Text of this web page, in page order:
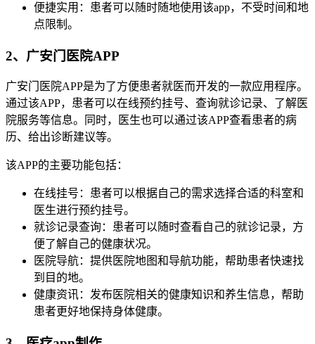
便捷实用：患者可以随时随地使用该app，不受时间和地
点限制。
2、广安门医院APP
广安门医院APP是为了方便患者就医而开发的一款应用程序。
通过该APP，患者可以在线预约挂号、查询就诊记录、了解医
院服务等信息。同时，医生也可以通过该APP查看患者的病
历、给出诊断建议等。
该APP的主要功能包括：
在线挂号：患者可以根据自己的需求选择合适的科室和
医生进行预约挂号。
就诊记录查询：患者可以随时查看自己的就诊记录，方
便了解自己的健康状况。
医院导航：提供医院地图和导航功能，帮助患者快速找
到目的地。
健康资讯：发布医院相关的健康知识和养生信息，帮助
患者更好地保持身体健康。